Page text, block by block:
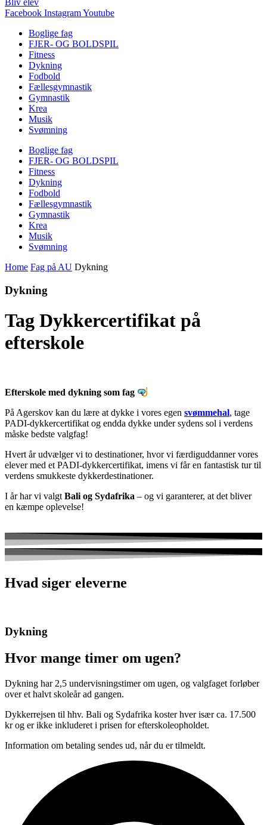
Bliv elev
Facebook InstagramYoutube
Boglige fag
FJER- OG BOLDSPIL
Fitness
Dykning
Fodbold
Fællesgymnastik
Gymnastik
Krea
Musik
Svømning
Boglige fag
FJER- OG BOLDSPIL
Fitness
Dykning
Fodbold
Fællesgymnastik
Gymnastik
Krea
Musik
Svømning
Home Fag på AU Dykning
Dykning
Tag Dykkercertifikat på
efterskole
Efterskole med dykning som fag
På Agerskov kan du lære at dykke i vores egen svømmehal, tage
PADI-dykkercertifikat og endda dykke under sydens sol i verdens
måske bedste valgfag!
Hvert år udvælger vi to destinationer, hvor vi færdiguddanner vores
elever med et PADI-dykkercertifikat, imens vi får en fantastisk tur til
verdens smukkeste dykkerdestinationer.
I år har vi valgt Bali og Sydafrika – og vi garanterer, at det bliver
en kæmpe oplevelse!
Hvad siger eleverne
Dykning
Hvor mange timer om ugen?
Dykning har 2,5 undervisningstimer om ugen, og valgfaget forløber
over et halvt skoleår ad gangen.
Dykkerrejsen til hhv. Bali og Sydafrika koster hver især ca. 17.500
kr og er ikke inkluderet i prisen for efterskoleopholdet.
Information om betaling sendes ud, når du er tilmeldt.